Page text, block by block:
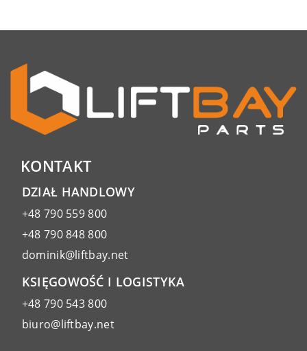
KONTAKT
DZIAŁ HANDLOWY
+48 790 559 800
+48 790 848 800
dominik@liftbay.net
KSIĘGOWOŚĆ I LOGISTYKA
+48 790 543 800
biuro@liftbay.net